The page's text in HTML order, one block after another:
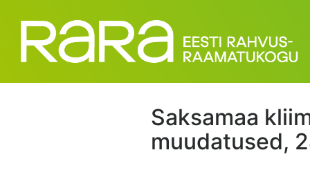
Saksamaa
muudatused,